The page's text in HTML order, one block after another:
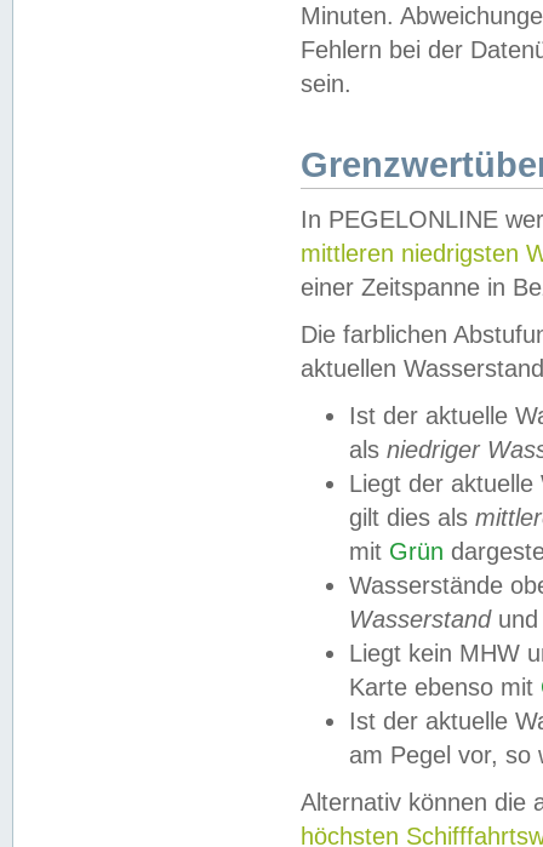
Minuten.
Fehlern bei der
sein.
In PEGELONLINE
mittleren niedrigsten
einer Zeitspanne in
Die farblichen
aktuellen
Ist der aktuelle
als niedriger
Liegt der
gilt dies als
mit Grün
Wasserstände
Wasserstandund
Liegt kein MHW
Karte ebenso mit
Ist der aktuelle
am Pegel vor,
Alternativ können die
höchsten